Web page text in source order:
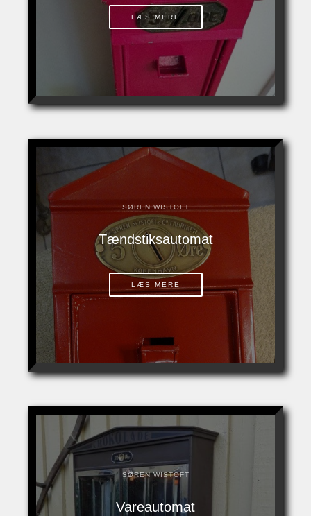
LÆS MERE
SØREN WISTOFT
Tændstiksautomat
LÆS MERE
SØREN WISTOFT
Vareautomat